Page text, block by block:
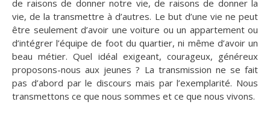
de raisons de donner notre vie, de raisons de donner la
vie, de la transmettre à d’autres. Le but d’une vie ne peut
être seulement d’avoir une voiture ou un appartement ou
d’intégrer l’équipe de foot du quartier, ni même d’avoir un
beau métier. Quel idéal exigeant, courageux, généreux
proposons-nous aux jeunes ? La transmission ne se fait
pas d’abord par le discours mais par l’exemplarité. Nous
transmettons ce que nous sommes et ce que nous vivons.